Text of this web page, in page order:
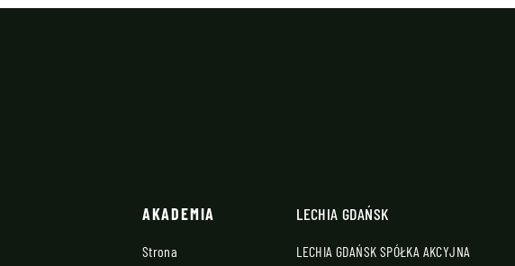
AKADEMIA
Strona
LECHIA GDAŃSK
LECHIA GDAŃSK SPÓŁKA AKCYJNA